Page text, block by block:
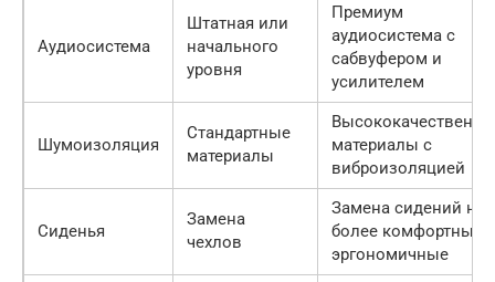
Аудиосистема
Штатная или
начального
уровня
Премиум
аудиосистема с
сабвуфером и
усилителем
Шумоизоляция
Стандартные
материалы
материалы с
виброизоляцией
Сиденья
Замена
чехлов
Замена сидений на
более комфортные
эргономичные